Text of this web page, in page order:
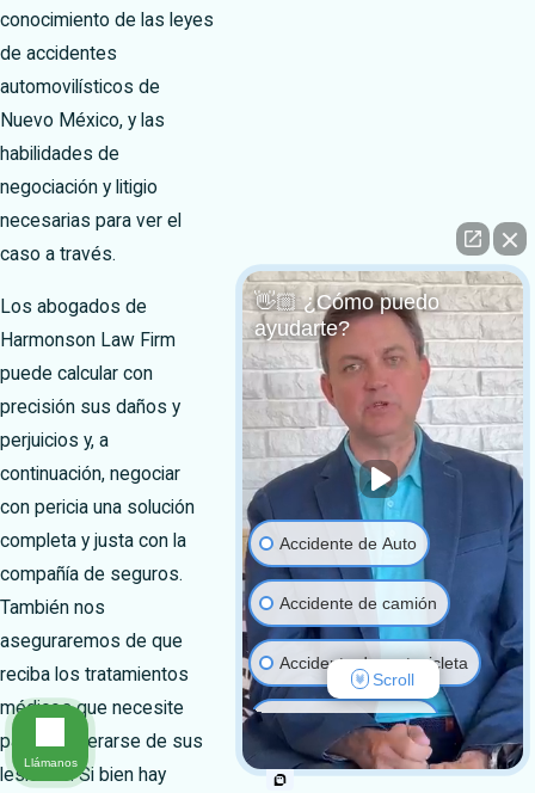
conocimiento de las leyes
de accidentes
automovilísticos de
Nuevo México, y las
habilidades de
negociación y litigio
necesarias para ver el
caso a través.
Los abogados de
Harmonson Law Firm
puede calcular con
precisión sus daños y
perjuicios y, a
continuación, negociar
con pericia una solución
completa y justa con la
compañía de seguros.
También nos
aseguraremos de que
reciba los tratamientos
médicos que necesite
para recuperarse de sus
lesiones. Si bien hay
👋🏼 ¿Cómo puedo
ayudarte?
Accidente de Auto
Accidente de camión
Accidente de motocicleta
Negligencia médica
Resbalón y caída
Scroll
Llámanos